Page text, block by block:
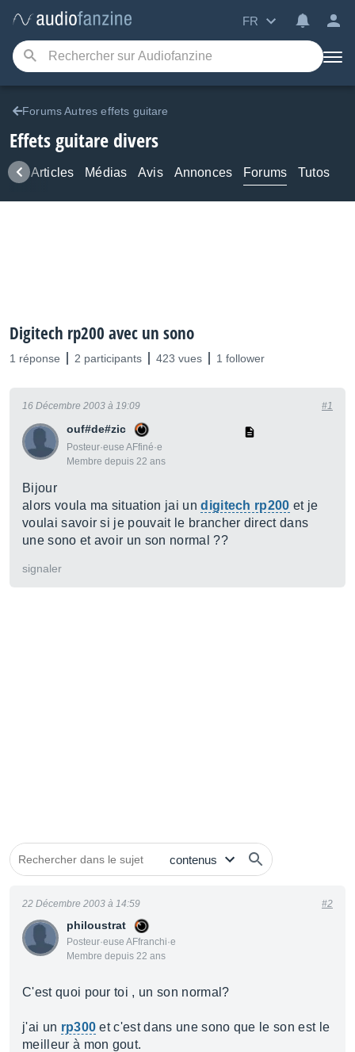
FR
Forums Autres effets guitare
Effets guitare divers
Articles Médias Avis Annonces Forums Tutos
Digitech rp200 avec un sono
1 réponse 2 participants 423 vues 1 follower
ouf#de#zic
Posteur·euse AFfiné·e
Membre depuis 22 ans
16 Décembre 2003 à 19:09 #1
Bijour
alors voula ma situation jai undigitech rp200 et je
voulai savoir si je pouvait le brancher direct dans
une sono et avoir un son normal ??
signaler
philoustrat
Posteur·euse AFfranchi·e
Membre depuis 22 ans
22 Décembre 2003 à 14:59 #2
C'est quoi pour toi , un son normal?
j'ai un rp300 et c'est dans une sono que le son est le
meilleur à mon gout.